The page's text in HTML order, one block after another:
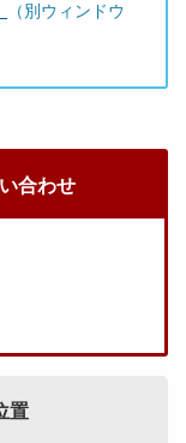
（別ウィンドウ
合わせ
置